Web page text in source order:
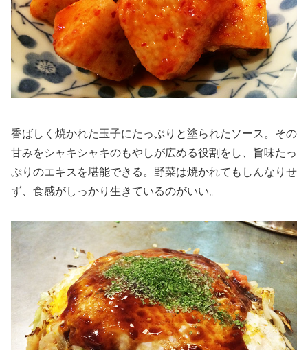
香ばしく焼かれた玉子にたっぷりと塗られたソース。その
甘みをシャキシャキのもやしが広める役割をし、旨味たっ
ぷりのエキスを堪能できる。野菜は焼かれてもしんなりせ
ず、食感がしっかり生きているのがいい。